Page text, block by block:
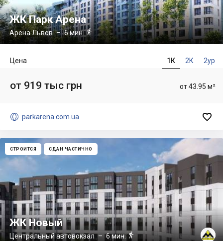
ЖК Парк Арена
Арена Львов– 6 мин.
1К 2К 2ур
Цена
от 43.95 м²
от 919 тыс грн
 parkarena.com.ua 
СТРОИТСЯ СДАН ЧАСТИЧНО
ЖК Новый
Центральный автовокзал– 6 мин.